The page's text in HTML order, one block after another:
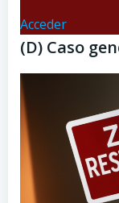
Acceder
(D) Caso